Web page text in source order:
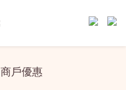
商戶優惠